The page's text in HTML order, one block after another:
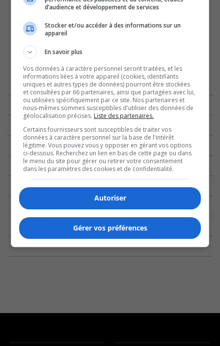
d’audience et développement de services
Stocker et/ou accéder à des informations sur un
appareil
En savoir plus
Vos données à caractère personnel seront traitées, et les
informations liées à votre appareil (cookies, identifiants
uniques et autres types de données) pourront être stockées
et consultées par 66 partenaires, ainsi que partagées avec lui,
ou utilisées spécifiquement par ce site. Nos partenaires et
nous-mêmes sommes susceptibles d'utiliser des données de
géolocalisation précises. Liste des partenaires.
Certains fournisseurs sont susceptibles de traiter vos
données à caractère personnel sur la base de l'intérêt
légitime. Vous pouvez vous y opposer en gérant vos options
ci-dessous. Recherchez un lien en bas de cette page ou dans
le menu du site pour gérer ou retirer votre consentement
dans les paramètres des cookies et de confidentialité.
Autoriser
Gérer vos préférences